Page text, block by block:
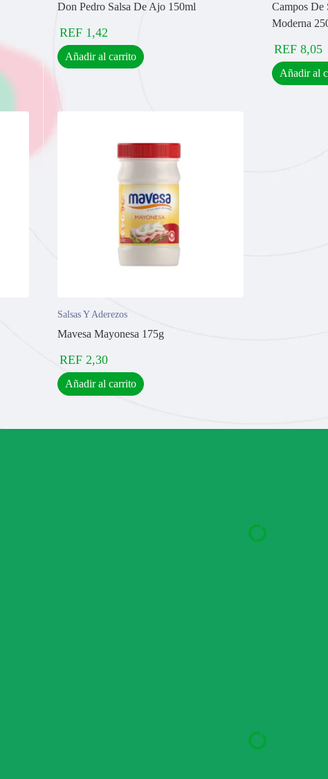
Don Pedro Salsa De Ajo 150ml
REF 1,42
Añadir al carrito
Campos De
Moderna
REF 8,05
Añadir al
Salsas Y Aderezos
Mavesa Mayonesa 175g
REF 2,30
Añadir al carrito